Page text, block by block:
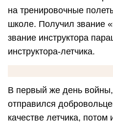
на тренировочные
школе. Получил звание
звание инструктора
инструктора-летчика.
В первый же день войны,
отправился
качестве летчика, потом